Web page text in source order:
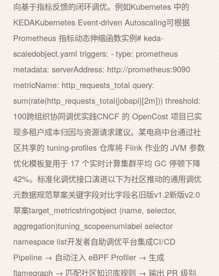
向基于指标反馈的闭环调优。例如Kubernetes 中的
KEDAKubernetes Event-driven Autoscaling可根据
Prometheus 指标动态伸缩函数实例# keda-
scaledobject.yaml triggers: - type: prometheus
metadata: serverAddress: http://prometheus:9090
metricName: http_requests_total query:
sum(rate(http_requests_total{jobapi}[2m])) threshold:
100跨组织协同调优实践CNCF 的 OpenCost 项目已实
现多租户成本归因与资源请求建议。某电商中台通过社
区共享的 tuning-profiles 仓库将 Flink 作业的 JVM 参数
优化模板复用于 17 个实时计算集群平均 GC 停顿下降
42%。标准化调优接口演进以下为社区推动的通用调优
元数据规范草案关键字段对比字段名旧版v1.2新版v2.0
草案target_metricstringobject (name, selector,
aggregation)tuning_scopeenumlabel selector
namespace list开发者自助调优平台集成CI/CD
Pipeline → 自动注入 eBPF Profiler → 生成
flamegraph → 匹配社区知识库规则 → 输出 PR 级别